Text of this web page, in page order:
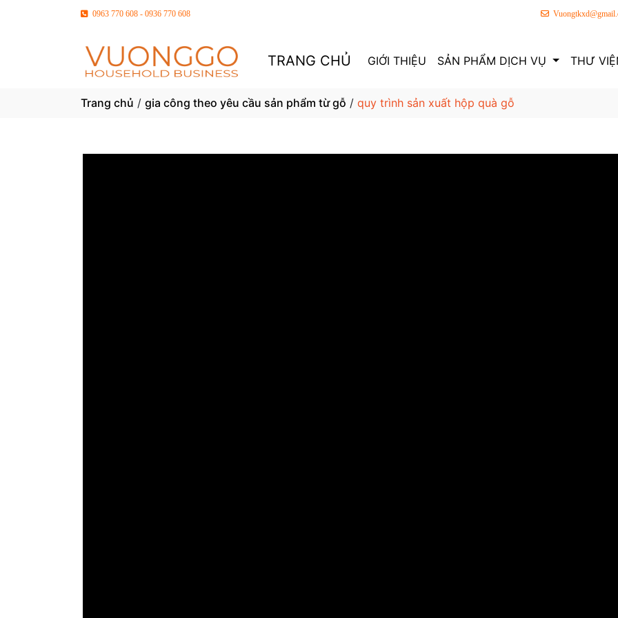
0963 770 608 - 0936 770 608
TRANG CHỦ GIỚI THIỆU SẢN PHẨM DỊCH VỤ THƯ
Trang chủ / gia công theo yêu cầu sản phẩm từ gỗ / quy trình sản xuất hộp quà gỗ